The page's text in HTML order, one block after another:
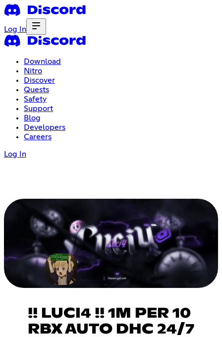
Log In
Download
Nitro
Discover
Quests
Safety
Support
Blog
Developers
Careers
Log In
!! LUCI4 !! 1M PER 10
RBX AUTO DHC 24/7